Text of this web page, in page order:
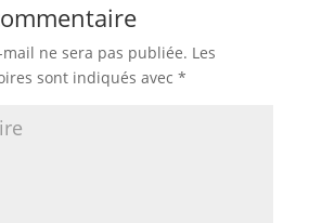
ne sera pas publiée. Les
sont indiqués avec *